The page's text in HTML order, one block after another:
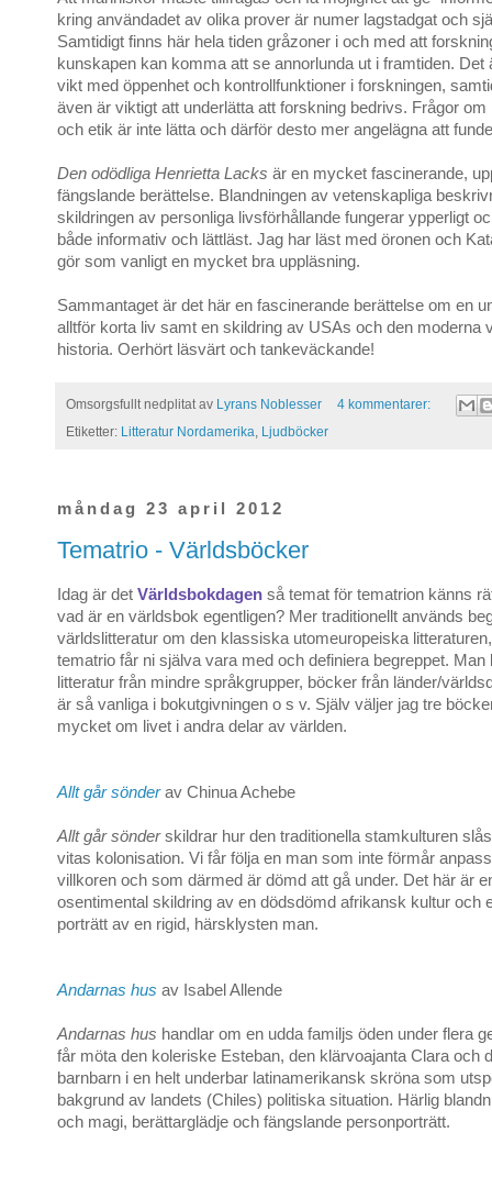
kring användadet av olika prover är numer lagstadgat och
Samtidigt finns här hela tiden gråzoner i och med att
kunskapen kan komma att se annorlunda ut i framtiden. Det
vikt med öppenhet och kontrollfunktioner i forskningen,
även är viktigt att underlätta att forskning bedrivs. Frågor
och etik är inte lätta och därför desto mer angelägna att
Den odödliga Henrietta Lacks är en mycket fascinerande,
fängslande berättelse. Blandningen av vetenskapliga
skildringen av personliga livsförhållande fungerar ypperligt
både informativ och lättläst. Jag har läst med öronen och
gör som vanligt en mycket bra uppläsning.
Sammantaget är det här en fascinerande berättelse om en
alltför korta liv samt en skildring av USAs och den moderna
historia. Oerhört läsvärt och tankeväckande!
Omsorgsfullt nedplitat av Lyrans Noblesser
4 kommentarer:
Etiketter: Litteratur Nordamerika, Ljudböcker
måndag 23 april 2012
Tematrio - Världsböcker
Idag är det Världsbokdagen så temat för tematrion känns
vad är en världsbok egentligen? Mer traditionellt används
världslitteratur om den klassiska utomeuropeiska
tematrio får ni själva vara med och definiera begreppet. Man
litteratur från mindre språkgrupper, böcker från länder/
är så vanliga i bokutgivningen o s v. Själv väljer jag tre
mycket om livet i andra delar av världen.
Allt går sönderav Chinua Achebe
Allt går sönderskildrar hur den traditionella stamkulturen
vitas kolonisation. Vi får följa en man som inte förmår
villkoren och som därmed är dömd att gå under. Det här är
osentimental skildring av en dödsdömd afrikansk kultur och
porträtt av en rigid, härsklysten man.
Andarnas hus av Isabel Allende
Andarnas hus handlar om en udda familjs öden under flera
får möta den koleriske Esteban, den klärvoajanta Clara och
barnbarn i en helt underbar latinamerikansk skröna som
bakgrund av landets (Chiles) politiska situation. Härlig
och magi, berättarglädje och fängslande personporträtt.